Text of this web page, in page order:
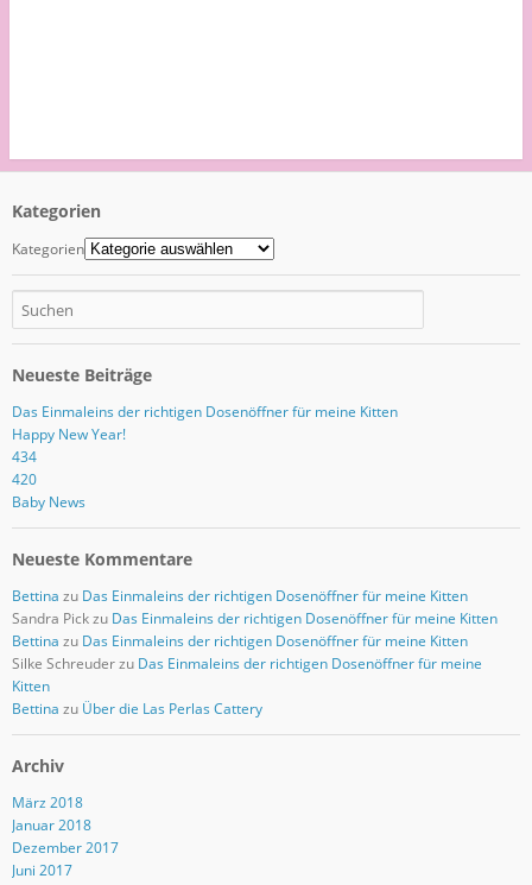
Kategorien
Kategorien
Neueste Beiträge
Das Einmaleins der richtigen Dosenöffner für meine Kitten
Happy New Year!
434
420
Baby News
Neueste Kommentare
Bettina zu Das Einmaleins der richtigen Dosenöffner für meine Kitten
Sandra Pickzu Das Einmaleins der richtigen Dosenöffner für meine Kitten
Bettina zu Das Einmaleins der richtigen Dosenöffner für meine Kitten
Silke Schreuderzu Das Einmaleins der richtigen Dosenöffner für meine
Kitten
Bettina zu Über die Las Perlas Cattery
Archiv
März 2018
Januar 2018
Dezember 2017
Juni 2017